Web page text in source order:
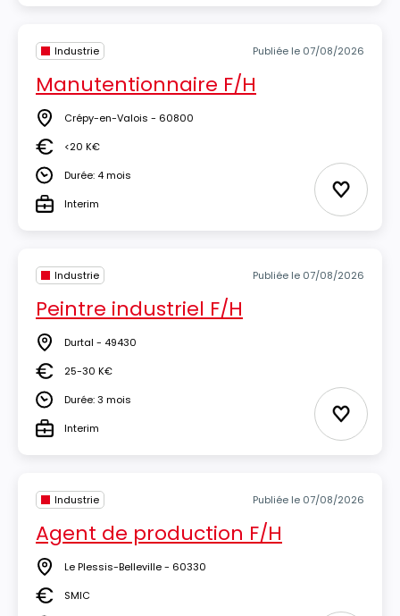
Industrie Publiée le 07/08/2026
Manutentionnaire F/H
Lieu Crépy-en-Valois - 60800
Salaire<20 K€
DuréeDurée: 4 mois
TypeInterim Ajouter
Industrie Publiée le 07/08/2026
Peintre industriel F/H
Lieu Durtal - 49430
Salaire25-30 K€
DuréeDurée: 3 mois
TypeInterim Ajouter
Industrie Publiée le 07/08/2026
Agent de production F/H
Lieu Le Plessis-Belleville - 60330
Salaire
SMIC